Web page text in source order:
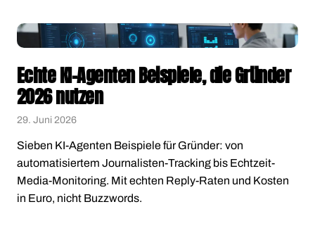
Echte KI-Agenten Beispiele, die Gründer
2026 nutzen
29. Juni 2026
Sieben KI-Agenten Beispiele für Gründer: von
automatisiertem Journalisten-Tracking bis Echtzeit-
Media-Monitoring. Mit echten Reply-Raten und Kosten
in Euro, nicht Buzzwords.